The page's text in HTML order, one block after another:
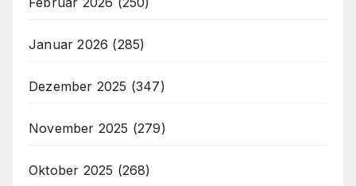
Januar 2026 (285)
Dezember 2025 (347)
November 2025 (279)
Oktober 2025 (268)